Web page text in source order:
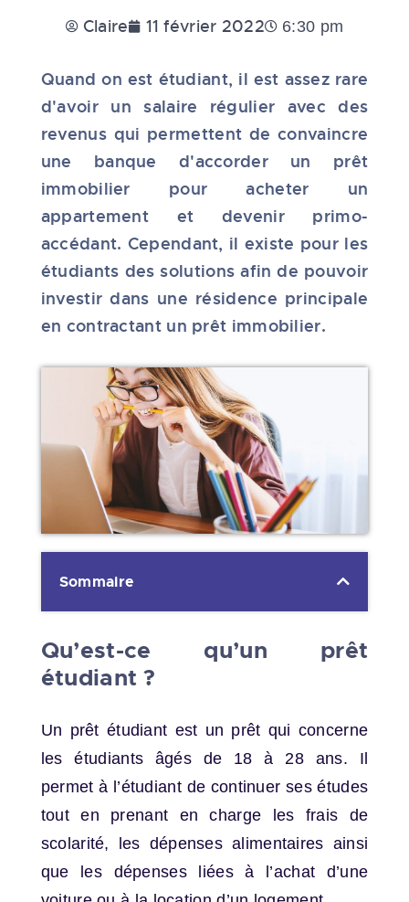
Claire 11 février 2022 6:30 pm
Quand on est étudiant, il est assez rare
d'avoir un salaire régulier avec des
revenus qui permettent de convaincre
une banque d'accorder un prêt
immobilier pour acheter un
appartement et devenir primo-
accédant. Cependant, il existe pour les
étudiants des solutions afin de pouvoir
investir dans une résidence principale
en contractant un prêt immobilier.
Sommaire
Qu’est-ce qu’un prêt
étudiant ?
Un prêt étudiant est un prêt qui concerne
les étudiants âgés de 18 à 28 ans. Il
permet à l’étudiant de continuer ses études
tout en prenant en charge les frais de
scolarité, les dépenses alimentaires ainsi
que les dépenses liées à l’achat d’une